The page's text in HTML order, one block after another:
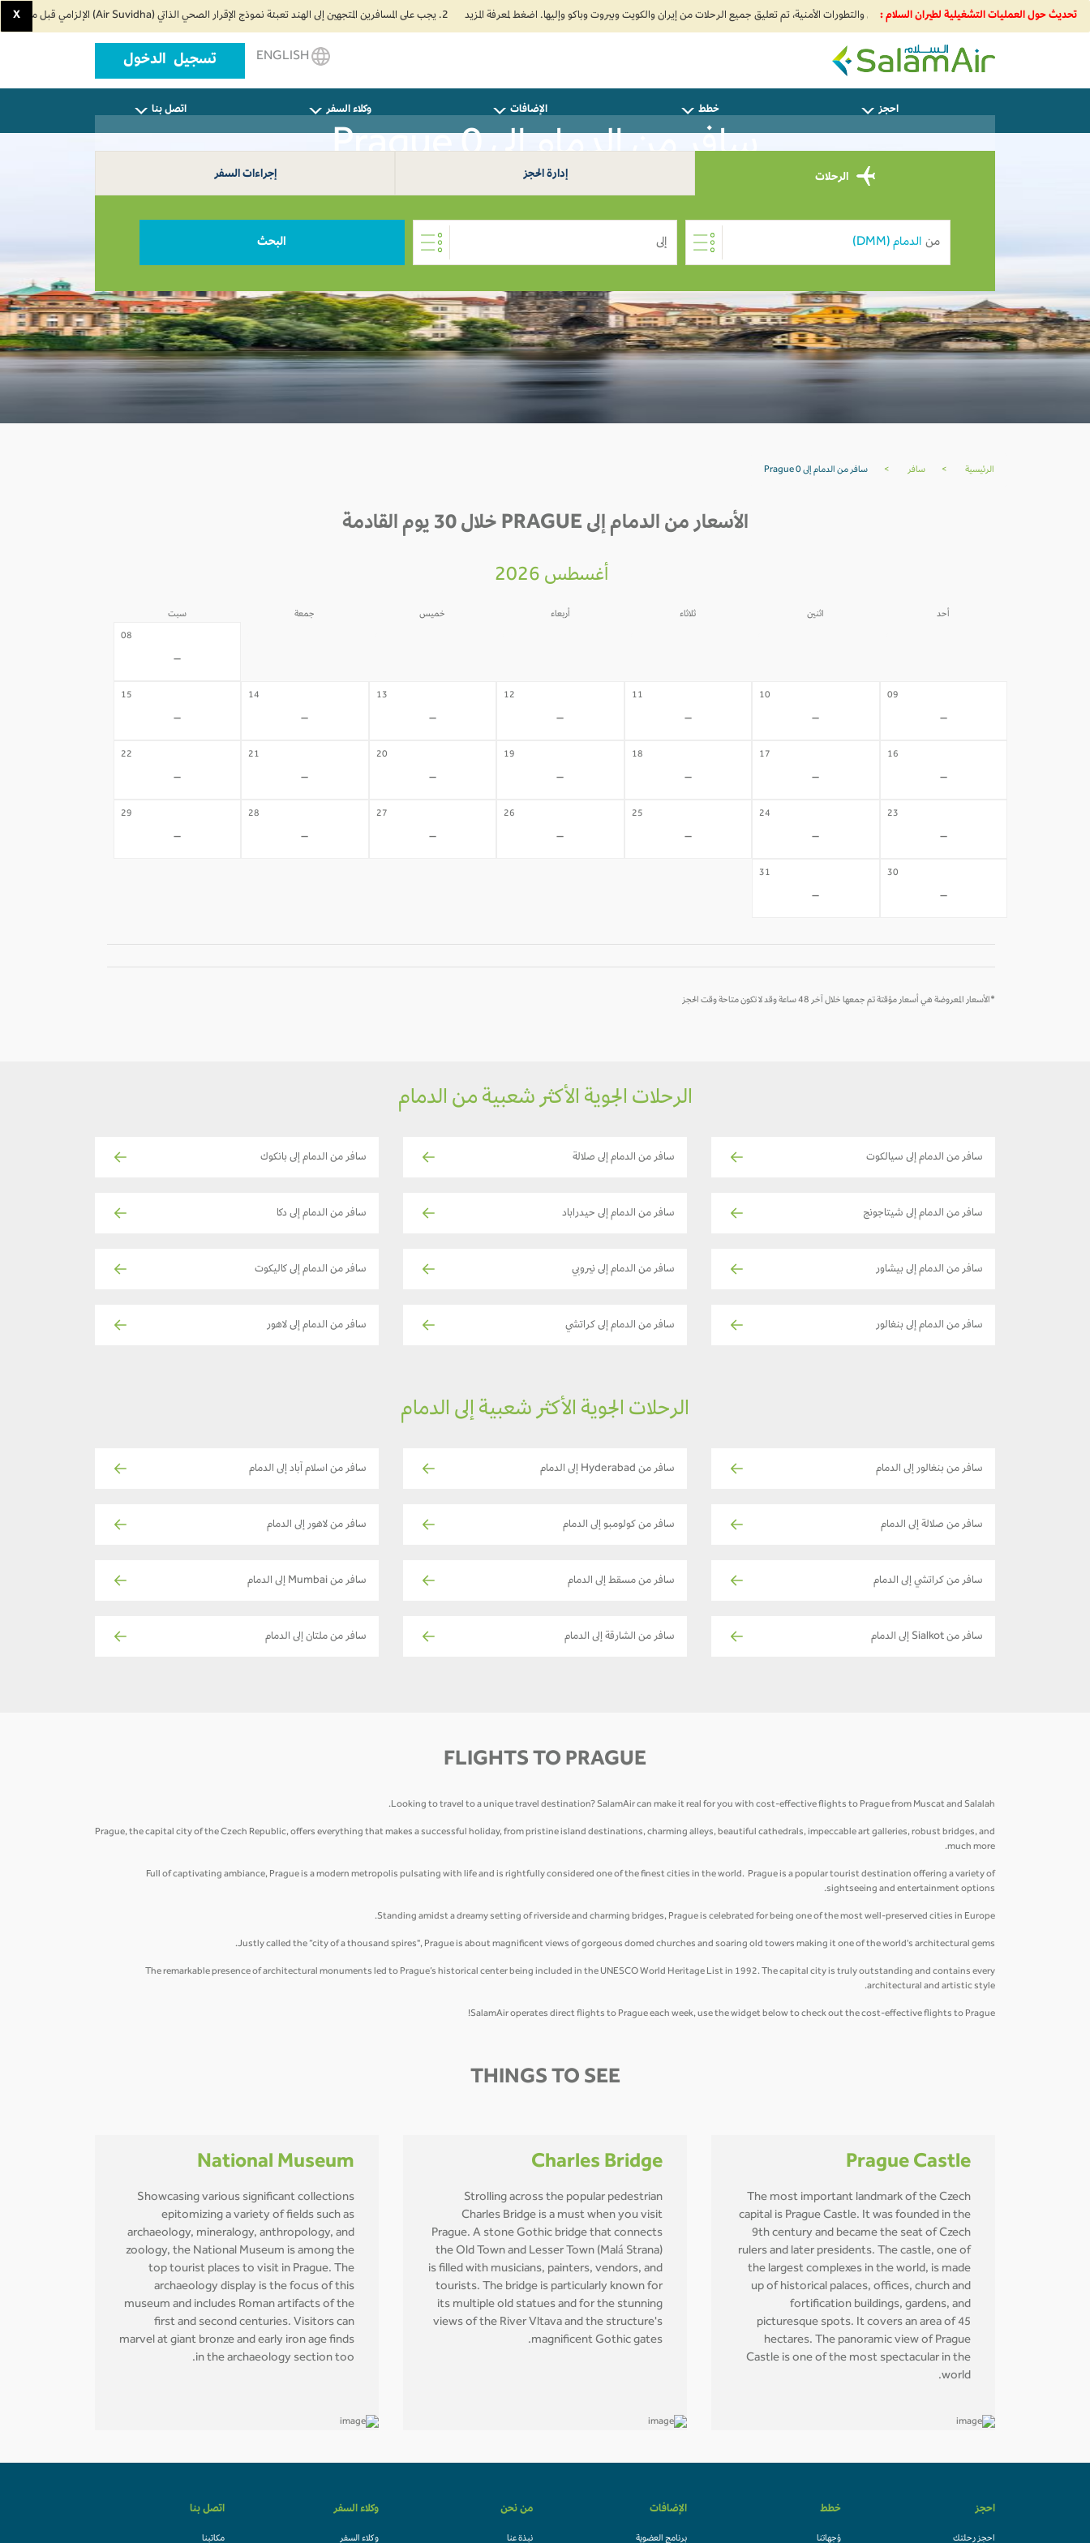
تحديث حول العمليات التشغيلية لطيران السلام : 2. يجب على المسافرين المتجهين إلى الهند تعبئة نموذج الإقرار الصحي الذاتي (Air Suvidha) الإلزامي قبل موعد الوصول بـ 24 ساعة على الأقل. اضغط هنا للدخول إلى بوابة Air Suvidha. X
SalamAir
تسجيل الدخول
احجز خطط الإضافات وكلاء السفر اتصل بنا
سافر من الدمام إلى Prague 0
الرحلات إدارة الحجز إجراءات السفر
من إلى البحث
الرئيسية > سافر > سافر من الدمام إلى Prague 0
الأسعار من الدمام إلى PRAGUE خلال 30 يوم القادمة
أغسطس 2026
أحد اثنين ثلاثاء أربعاء خميس جمعة سبت
08
-
09
-
10
-
11
-
12
-
13
-
14
-
15
-
16
-
17
-
18
-
19
-
20
-
21
-
22
-
23
-
24
-
25
-
26
-
27
-
28
-
29
-
30
-
31
-
*الأسعار المعروضة هي أسعار مؤقتة تم جمعها خلال آخر 48 ساعة وقد لا تكون متاحة وقت الحجز
الرحلات الجوية الأكثر شعبية من الدمام
سافر من الدمام إلى سيالكوت سافر من الدمام إلى صلالة سافر من الدمام إلى بانكوك
سافر من الدمام إلى شيتاجونج سافر من الدمام إلى حيدراباد سافر من الدمام إلى دكا
سافر من الدمام إلى بيشاور سافر من الدمام إلى نيروبي سافر من الدمام إلى كاليكوت
سافر من الدمام إلى بنغالور سافر من الدمام إلى كراتشي سافر من الدمام إلى لاهور
الرحلات الجوية الأكثر شعبية إلى الدمام
سافر من بنغالور إلى الدمام سافر من Hyderabad إلى الدمام سافر من اسلام آباد إلى الدمام
سافر من صلالة إلى الدمام سافر من كولومبو إلى الدمام سافر من لاهور إلى الدمام
سافر من كراتشي إلى الدمام سافر من مسقط إلى الدمام سافر من Mumbai إلى الدمام
سافر من Sialkot إلى الدمام سافر من الشارقة إلى الدمام سافر من ملتان إلى الدمام
FLIGHTS TO PRAGUE
Looking to travel to a unique travel destination? SalamAir can make it real for you with cost-effective flights to Prague from Muscat and Salalah.
Prague, the capital city of the Czech Republic, offers everything that makes a successful holiday, from pristine island destinations, charming alleys, beautiful cathedrals, impeccable art galleries, robust bridges, and
much more.
Full of captivating ambiance, Prague is a modern metropolis pulsating with life and is rightfully considered one of the finest cities in the world. Prague is a popular tourist destination offering a variety of
sightseeing and entertainment options.
Standing amidst a dreamy setting of riverside and charming bridges, Prague is celebrated for being one of the most well-preserved cities in Europe.
Justly called the “city of a thousand spires", Prague is about magnificent views of gorgeous domed churches and soaring old towers making it one of the world's architectural gems.
The remarkable presence of architectural monuments led to Prague’s historical center being included in the UNESCO World Heritage List in 1992. The capital city is truly outstanding and contains every
architectural and artistic style.
SalamAir operates direct flights to Prague each week, use the widget below to check out the cost-effective flights to Prague!
THINGS TO SEE
Prague Castle
The most important landmark of the Czech
capital is Prague Castle. It was founded in the
9th century and became the seat of Czech
rulers and later presidents. The castle, one of
the largest complexes in the world, is made
up of historical palaces, offices, church and
fortification buildings, gardens, and
picturesque spots. It covers an area of 45
hectares. The panoramic view of Prague
Castle is one of the most spectacular in the
world.
Charles Bridge
Strolling across the popular pedestrian
Charles Bridge is a must when you visit
Prague. A stone Gothic bridge that connects
the Old Town and Lesser Town (Malá Strana)
is filled with musicians, painters, vendors, and
tourists. The bridge is particularly known for
its multiple old statues and for the stunning
views of the River Vltava and the structure's
magnificent Gothic gates.
National Museum
Showcasing various significant collections
epitomizing a variety of fields such as
archaeology, mineralogy, anthropology, and
zoology, the National Museum is among the
top tourist places to visit in Prague. The
archaeology display is the focus of this
museum and includes Roman artifacts of the
first and second centuries. Visitors can
marvel at giant bronze and early iron age finds
in the archaeology section too.
احجز
احجز رحلتك
خطط
وُجهاتنا
الإضافات
برنامج العضوية
من نحن
نبذة عنا
وكلاء السفر
وكلاء السفر
اتصل بنا
مكاتبنا